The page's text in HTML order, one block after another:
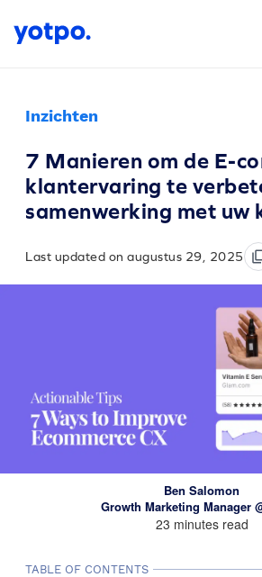
Inzichten
7 Manieren om de E-
klantervaring te
samenwerking met uw
Last updated on augustus 29, 2025
Ben Salomon
Growth Marketing Manager
23 minutes read
TABLE OF CONTENTS